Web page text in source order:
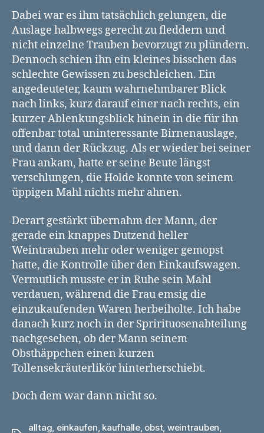
Dabei war es ihm tatsächlich gelungen, die
Auslage halbwegs gerecht zu fleddern und
nicht einzelne Trauben bevorzugt zu plündern.
Dennoch schien ihn ein kleines bisschen das
schlechte Gewissen zu beschleichen. Ein
angedeuteter, kaum wahrnehmbarer Blick
nach links, kurz darauf einer nach rechts, ein
kurzer Ablenkungsblick hinein in die für ihn
offenbar total uninteressante Birnenauslage,
und dann der Rückzug. Als er wieder bei seiner
Frau ankam, hatte er seine Beute längst
verschlungen, die Holde konnte von seinem
üppigen Mahl nichts mehr ahnen.
Derart gestärkt übernahm der Mann, der
gerade ein knappes Dutzend heller
Weintrauben mehr oder weniger gemopst
hatte, die Kontrolle über den Einkaufswagen.
Vermutlich musste er in Ruhe sein Mahl
verdauen, während die Frau emsig die
einzukaufenden Waren herbeiholte. Ich habe
danach kurz noch in der Sprirituosenabteilung
nachgesehen, ob der Mann seinem
Obsthäppchen einen kurzen
Tollensekräuterlikör hinterherschiebt.
Doch dem war dann nicht so.
alltag, einkaufen, kaufhalle, obst, weintrauben,